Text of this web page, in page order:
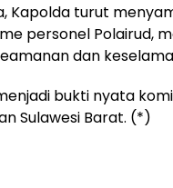
Kapolda turut
personel Polairud,
dan
bukti nyata
Sulawesi Barat. (*)